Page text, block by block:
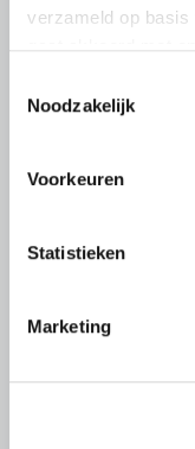
verzameld op
Noodzakelijk
Voorkeuren
Statistieken
Marketing